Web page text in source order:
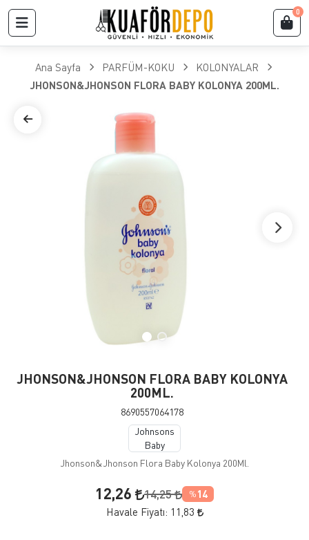
0
Ana Sayfa PARFÜM-KOKU
KOLONYALAR
JHONSON&JHONSON FLORA BABY KOLONYA 200ML.
JHONSON&JHONSON FLORA BABY KOLONYA
200ML.
8690557064178
Johnsons
Baby
Jhonson&Jhonson Flora Baby Kolonya 200Ml.
12,26 14,25 % 14
Havale Fiyatı: 11,83